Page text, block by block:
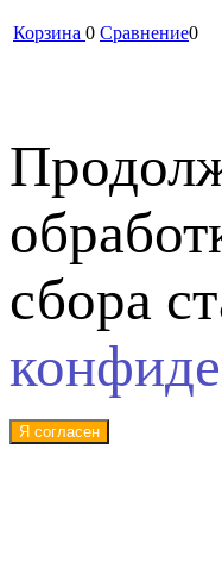
Корзина 0 Сравнение0
сбора
Я согласен